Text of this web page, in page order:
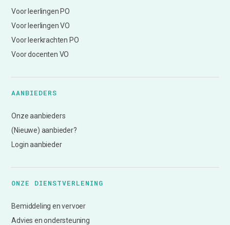
Voor leerlingen PO
Voor leerlingen VO
Voor leerkrachten PO
Voor docenten VO
AANBIEDERS
Onze aanbieders
(Nieuwe) aanbieder?
Login aanbieder
ONZE DIENSTVERLENING
Bemiddeling en vervoer
Advies en ondersteuning